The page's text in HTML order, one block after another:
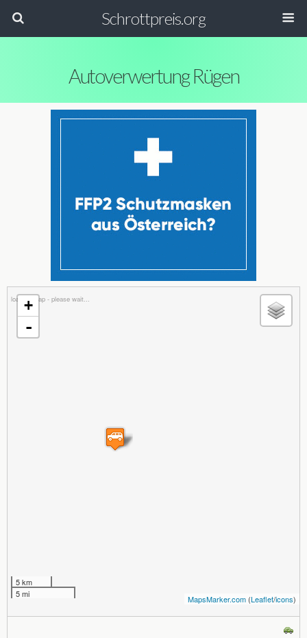
Schrottpreis.org
Autoverwertung Rügen
loading map - please wait...
+
-
5 km
5 mi
MapsMarker.com (Leaflet/icons)